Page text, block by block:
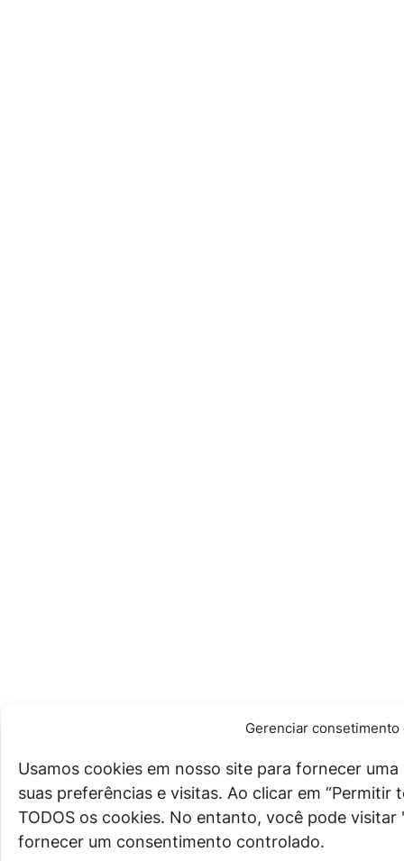
Gerenciar consetimento
Usamos cookies em nosso site para fornecer
suas preferências e visitas. Ao clicar em “Permitir
TODOS os cookies. No entanto, você pode
fornecer um consentimento controlado.